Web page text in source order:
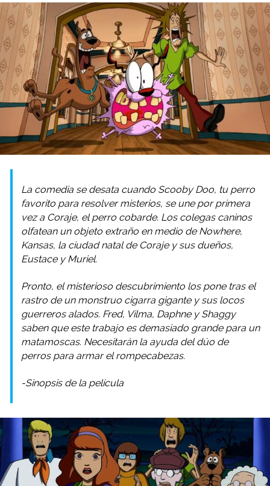
La comedia se desata cuando Scooby Doo, tu perro
favorito para resolver misterios, se une por primera
vez a Coraje, el perro cobarde. Los colegas caninos
olfatean un objeto extraño en medio de Nowhere,
Kansas, la ciudad natal de Coraje y sus dueños,
Eustace y Muriel.
Pronto, el misterioso descubrimiento los pone tras el
rastro de un monstruo cigarra gigante y sus locos
guerreros alados. Fred, Vilma, Daphne y Shaggy
saben que este trabajo es demasiado grande para un
matamoscas. Necesitarán la ayuda del dúo de
perros para armar el rompecabezas.
-Sinopsis de la película